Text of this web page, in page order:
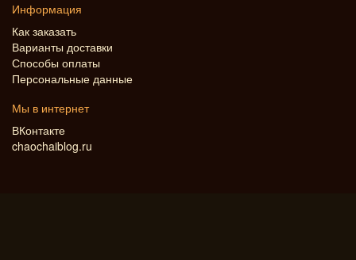
Информация
Как заказать
Варианты доставки
Способы оплаты
Персональные данные
Мы в интернет
ВКонтакте
chaochaiblog.ru